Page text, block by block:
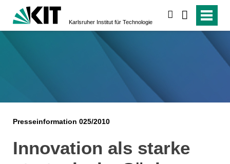
Karlsruher Institut für Technologie
Presseinformation 025/2010
Innovation als starke